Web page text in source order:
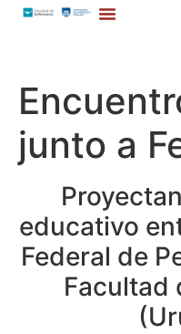
junto a
educativo
Federal de
Facultad